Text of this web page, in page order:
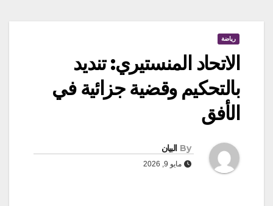
رياضة
الاتحاد المنستيري: تنديد
بالتحكيم وقضية جزائية في
الأفق
By البيان
مايو 9, 2026